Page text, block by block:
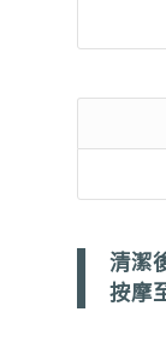
清潔
按摩